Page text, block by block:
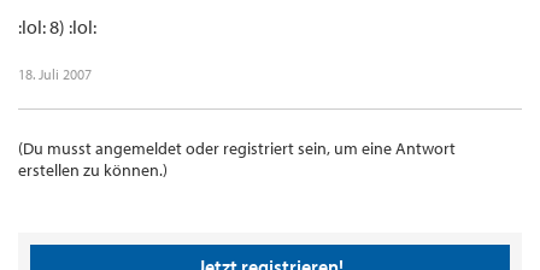
noch Connect 4 bis zum Einschlafen spielen . Ich flieg jetzt nur noch Eco , Ehrenwort ,
:lol: 8) :lol:
18. Juli 2007
(Du musst angemeldet oder registriert sein, um eine Antwort
erstellen zu können.)